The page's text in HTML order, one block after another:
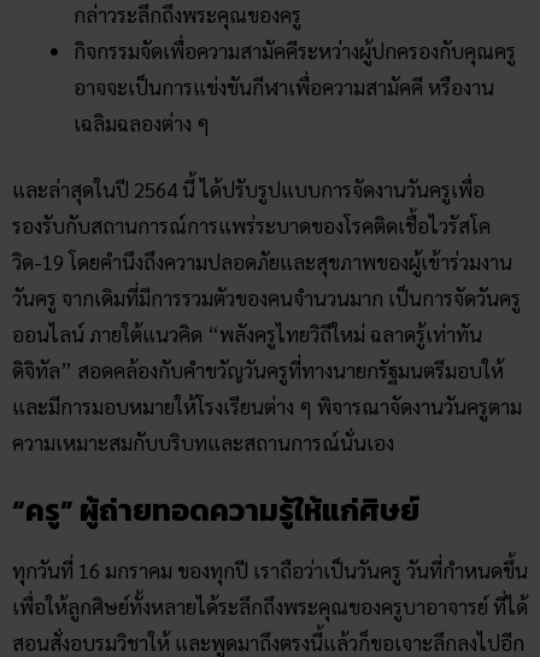
กล่าวระลึกถึงพระคุณของครู
กิจกรรมจัดเพื่อความสามัคคีระหว่างผู้ปกครองกับคุณครู
อาจจะเป็นการแข่งขันกีฬาเพื่อความสามัคคี หรืองาน
เฉลิมฉลองต่าง ๆ
และล่าสุดในปี 2564 นี้ ได้ปรับรูปแบบการจัดงานวันครูเพื่อ
รองรับกับสถานการณ์การแพร่ระบาดของโรคติดเชื้อไวรัสโค
วิด-19 โดยคำนึงถึงความปลอดภัยและสุขภาพของผู้เข้าร่วมงาน
วันครู จากเดิมที่มีการรวมตัวของคนจำนวนมาก เป็นการจัดวันครู
ออนไลน์ ภายใต้แนวคิด “พลังครูไทยวิถีใหม่ ฉลาดรู้เท่าทัน
ดิจิทัล” สอดคล้องกับคำขวัญวันครูที่ทางนายกรัฐมนตรีมอบให้
และมีการมอบหมายให้โรงเรียนต่าง ๆ พิจารณาจัดงานวันครูตาม
ความเหมาะสมกับบริบทและสถานการณ์นั่นเอง
“ครู” ผู้ถ่ายทอดความรู้ให้แก่ศิษย์
ทุกวันที่ 16 มกราคม ของทุกปี เราถือว่าเป็นวันครู วันที่กำหนดขึ้น
เพื่อให้ลูกศิษย์ทั้งหลายได้ระลึกถึงพระคุณของครูบาอาจารย์ ที่ได้
สอนสั่งอบรมวิชาให้ และพูดมาถึงตรงนี้แล้วก็ขอเจาะลึกลงไปอีก